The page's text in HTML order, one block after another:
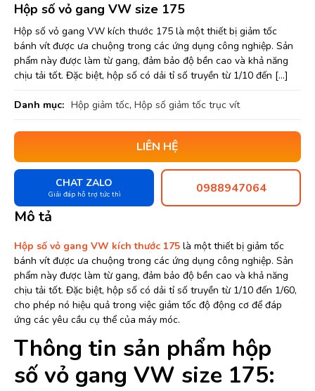
Hộp số vỏ gang VW size 175
Hộp số vỏ gang VW kích thước 175 là một thiết bị giảm tốc
bánh vít được ưa chuộng trong các ứng dụng công nghiệp. Sản
phẩm này được làm từ gang, đảm bảo độ bền cao và khả năng
chịu tải tốt. Đặc biệt, hộp số có dải tỉ số truyền từ 1/10 đến […]
Danh mục: Hộp giảm tốc, Hộp số giảm tốc trục vít
LIÊN HỆ
CHAT ZALO
Giải đáp hỗ trợ tức thì 0988947064
Mô tả
Hộp số vỏ gang VW kích thước 175 là một thiết bị giảm tốc
bánh vít được ưa chuộng trong các ứng dụng công nghiệp. Sản
phẩm này được làm từ gang, đảm bảo độ bền cao và khả năng
chịu tải tốt. Đặc biệt, hộp số có dải tỉ số truyền từ 1/10 đến 1/60,
cho phép nó hiệu quả trong việc giảm tốc độ động cơ để đáp
ứng các yêu cầu cụ thể của máy móc.
Thông tin sản phẩm hộp
số vỏ gang VW size 175: